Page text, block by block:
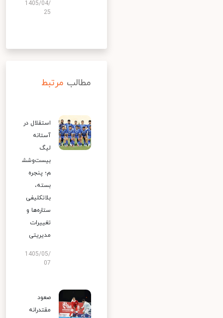
1405/04/
25
مطالب مرتبط
استقلال در
آستانه
لیگ
بیست‌وشش
م؛ پنجره
بسته،
بلاتکلیفی
ستاره‌ها و
تغییرات
مدیریتی
1405/05/
07
صعود
مقتدرانه